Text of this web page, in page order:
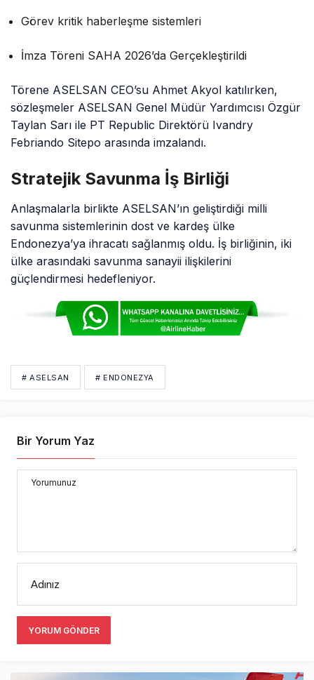
Görev kritik haberleşme sistemleri
İmza Töreni SAHA 2026’da Gerçekleştirildi
Törene ASELSAN CEO’su Ahmet Akyol katılırken,
sözleşmeler ASELSAN Genel Müdür Yardımcısı Özgür
Taylan Sarı ile PT Republic Direktörü Ivandry
Febriando Sitepo arasında imzalandı.
Stratejik Savunma İş Birliği
Anlaşmalarla birlikte ASELSAN’ın geliştirdiği milli
savunma sistemlerinin dost ve kardeş ülke
Endonezya’ya ihracatı sağlanmış oldu. İş birliğinin, iki
ülke arasındaki savunma sanayii ilişkilerini
güçlendirmesi hedefleniyor.
# ASELSAN # ENDONEZYA
Bir Yorum Yaz
Yorumunuz
Adınız
YORUM GÖNDER